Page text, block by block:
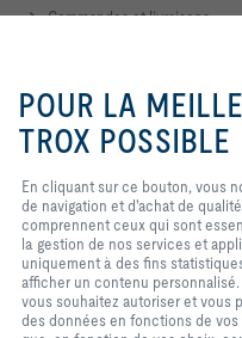
Commandes et livraisons
Contactez-nous
Accueil, contact commercial et
TROX SUR LES RÉSEAUX
nous
web.
sont
fins
Vous
POUR LA
TROX POSSIBLE
En cliquant sur ce bouton, vous
de navigation et d'achat de
comprennent ceux qui sont
la gestion de nos services et
uniquement à des fins
afficher un contenu
vous souhaitez autoriser et vous
des données en fonctions de